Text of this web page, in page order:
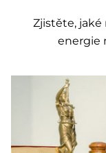
Zjistěte,
energie